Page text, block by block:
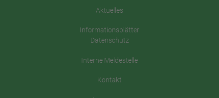
Aktuelles
Informationsblätter
Datenschutz
Interne Meldestelle
Kontakt